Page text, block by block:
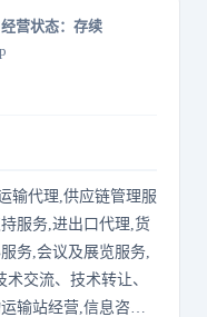
经营状态：存续
输代理,供应链管理服
服务,进出口代理,货
务,会议及展览服务,
交流、技术转让、
输站经营,信息咨询